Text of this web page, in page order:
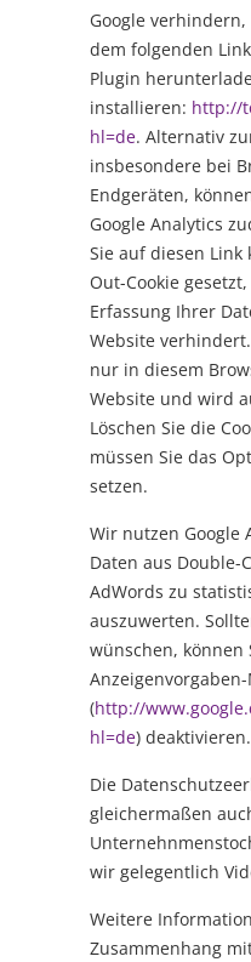
Google
dem folgenden
Plugin
installieren: http://
hl=de. Alternativ
insbesondere bei
Endgeräten,
Google Analytics
Sie auf diesen Link
Out-Cookie
Erfassung Ihrer
Website
nur in diesem
Website und wird
Löschen Sie die
müssen Sie das
setzen.
Wir nutzen Google
Daten aus Double-
AdWords zu
auszuwerten.
wünschen, können
(http://
hl=de) deaktivieren.
Die
gleichermaßen
wir gelegentlich
Weitere
Zusammenhang